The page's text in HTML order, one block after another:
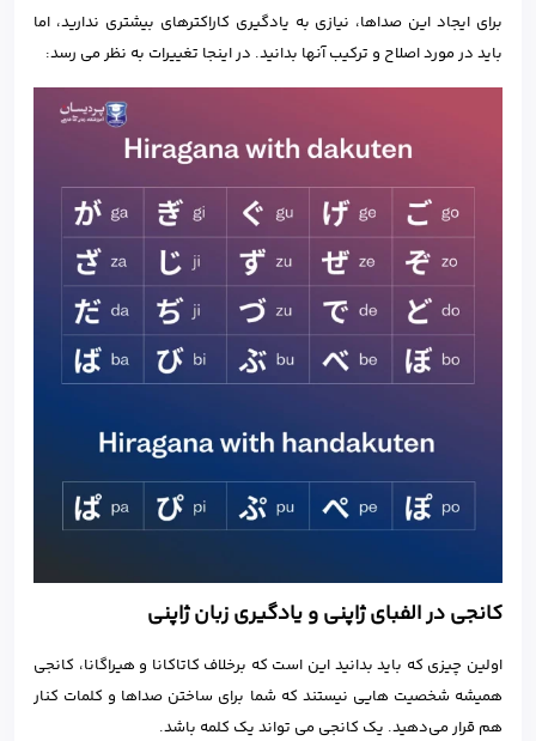
برای ایجاد این صداها، نیازی به یادگیری کاراکترهای بیشتری ندارید، اما
باید در مورد اصلاح و ترکیب آنها بدانید. در اینجا تغییرات به نظر می رسد:
کانجی در الفبای ژاپنی و یادگیری زبان ژاپنی
اولین چیزی که باید بدانید این است که برخلاف کاتاکانا و هیراگانا، کانجی
همیشه شخصیت هایی نیستند که شما برای ساختن صداها و کلمات کنار
هم قرار می‌دهید. یک کانجی می تواند یک کلمه باشد.